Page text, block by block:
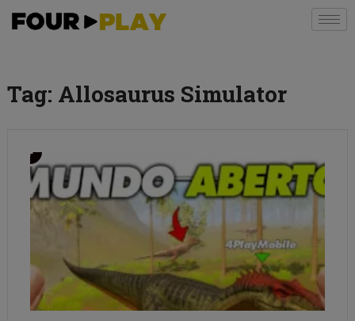
Tag: Allosaurus Simulator